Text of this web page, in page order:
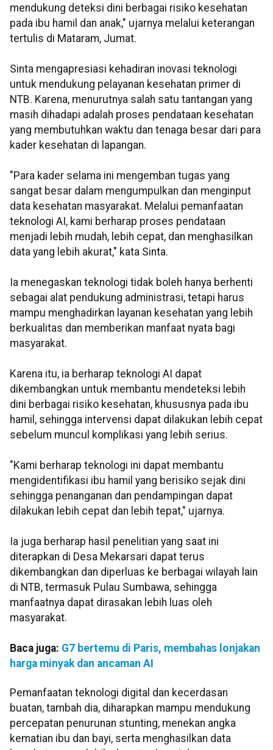
mendukung deteksi dini berbagai risiko kesehatan
pada ibu hamil dan anak," ujarnya melalui keterangan
tertulis di Mataram, Jumat.
Sinta mengapresiasi kehadiran inovasi teknologi
untuk mendukung pelayanan kesehatan primer di
NTB. Karena, menurutnya salah satu tantangan yang
masih dihadapi adalah proses pendataan kesehatan
yang membutuhkan waktu dan tenaga besar dari para
kader kesehatan di lapangan.
"Para kader selama ini mengemban tugas yang
sangat besar dalam mengumpulkan dan menginput
data kesehatan masyarakat. Melalui pemanfaatan
teknologi AI, kami berharap proses pendataan
menjadi lebih mudah, lebih cepat, dan menghasilkan
data yang lebih akurat," kata Sinta.
Ia menegaskan teknologi tidak boleh hanya berhenti
sebagai alat pendukung administrasi, tetapi harus
mampu menghadirkan layanan kesehatan yang lebih
berkualitas dan memberikan manfaat nyata bagi
masyarakat.
Karena itu, ia berharap teknologi AI dapat
dikembangkan untuk membantu mendeteksi lebih
dini berbagai risiko kesehatan, khususnya pada ibu
hamil, sehingga intervensi dapat dilakukan lebih cepat
sebelum muncul komplikasi yang lebih serius.
"Kami berharap teknologi ini dapat membantu
mengidentifikasi ibu hamil yang berisiko sejak dini
sehingga penanganan dan pendampingan dapat
dilakukan lebih cepat dan lebih tepat," ujarnya.
Ia juga berharap hasil penelitian yang saat ini
diterapkan di Desa Mekarsari dapat terus
dikembangkan dan diperluas ke berbagai wilayah lain
di NTB, termasuk Pulau Sumbawa, sehingga
manfaatnya dapat dirasakan lebih luas oleh
masyarakat.
Baca juga: G7 bertemu di Paris, membahas lonjakan
harga minyak dan ancaman AI
Pemanfaatan teknologi digital dan kecerdasan
buatan, tambah dia, diharapkan mampu mendukung
percepatan penurunan stunting, menekan angka
kematian ibu dan bayi, serta menghasilkan data